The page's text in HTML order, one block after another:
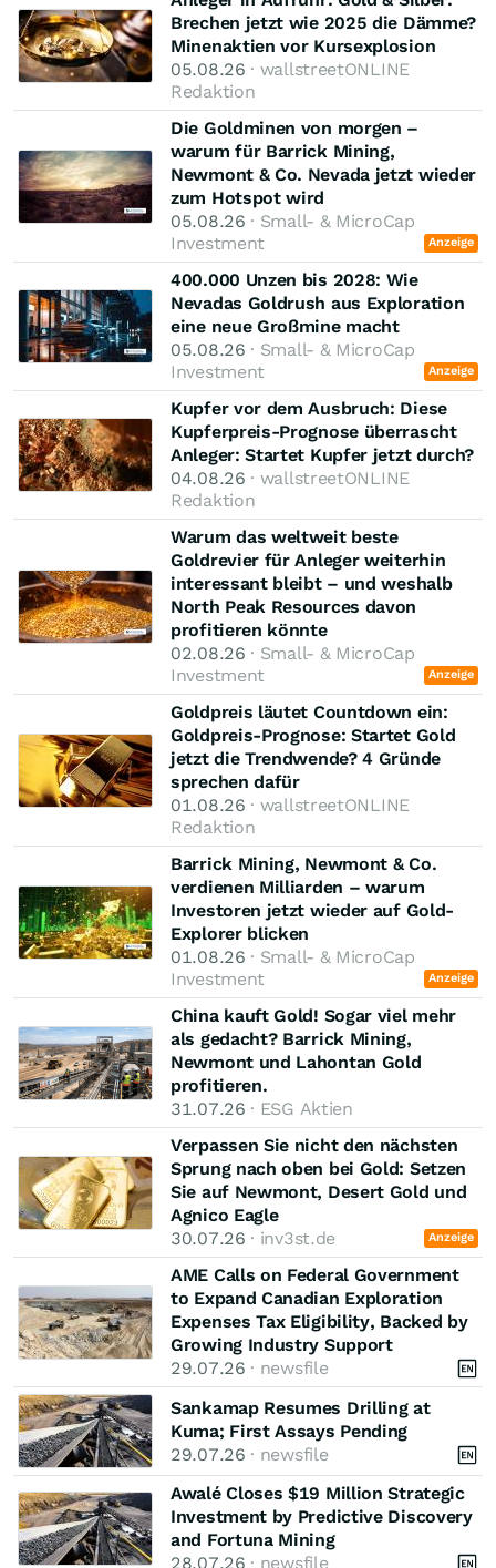
Brechen jetzt wie 2025 die Dämme?
Minenaktien vor Kursexplosion
05.08.26 · wallstreetONLINE
Redaktion
Die Goldminen von morgen –
warum für Barrick Mining,
Newmont & Co. Nevada jetzt wieder
zum Hotspot wird
05.08.26 · Small- & MicroCap
Investment
Anzeige
400.000 Unzen bis 2028: Wie
Nevadas Goldrush aus Exploration
eine neue Großmine macht
05.08.26 · Small- & MicroCap
Investment
Anzeige
Kupfer vor dem Ausbruch: Diese
Kupferpreis-Prognose überrascht
Anleger: Startet Kupfer jetzt durch?
04.08.26 · wallstreetONLINE
Redaktion
Warum das weltweit beste
Goldrevier für Anleger weiterhin
interessant bleibt – und weshalb
North Peak Resources davon
profitieren könnte
02.08.26 · Small- & MicroCap
Investment
Anzeige
Goldpreis läutet Countdown ein:
Goldpreis-Prognose: Startet Gold
jetzt die Trendwende? 4 Gründe
sprechen dafür
01.08.26 · wallstreetONLINE
Redaktion
Barrick Mining, Newmont & Co.
verdienen Milliarden – warum
Investoren jetzt wieder auf Gold-
Explorer blicken
01.08.26 · Small- & MicroCap
Investment
Anzeige
China kauft Gold! Sogar viel mehr
als gedacht? Barrick Mining,
Newmont und Lahontan Gold
profitieren.
31.07.26 · ESG Aktien
Verpassen Sie nicht den nächsten
Sprung nach oben bei Gold: Setzen
Sie auf Newmont, Desert Gold und
Agnico Eagle
30.07.26 · inv3st.de Anzeige
AME Calls on Federal Government
to Expand Canadian Exploration
Expenses Tax Eligibility, Backed by
Growing Industry Support
29.07.26 · newsfile
Sankamap Resumes Drilling at
Kuma; First Assays Pending
29.07.26 · newsfile
Awalé Closes $19 Million Strategic
Investment by Predictive Discovery
and Fortuna Mining
28.07.26 · newsfile